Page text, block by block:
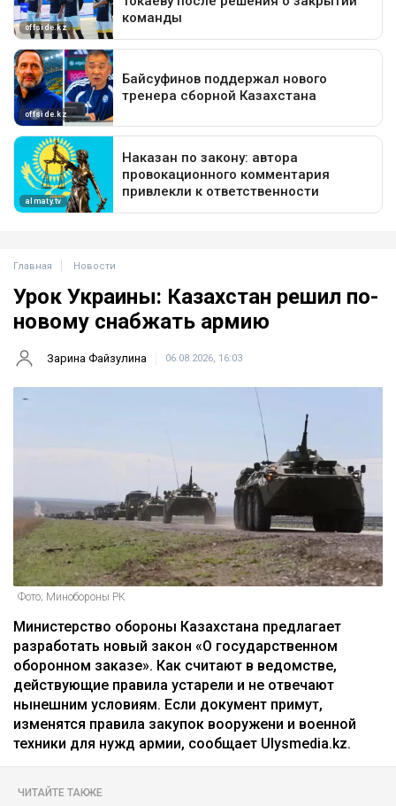
Главная Новости
Урок Украины: Казахстан решил по-
новому снабжать армию
Зарина Файзулина 06.08.2026, 16:03
Фото; Минобороны РК
Министерство обороны Казахстана предлагает
разработать новый закон «О государственном
оборонном заказе». Как считают в ведомстве,
действующие правила устарели и не отвечают
нынешним условиям. Если документ примут,
изменятся правила закупок вооружени и военной
техники для нужд армии, сообщает Ulysmedia.kz.
ЧИТАЙТЕ ТАКЖЕ